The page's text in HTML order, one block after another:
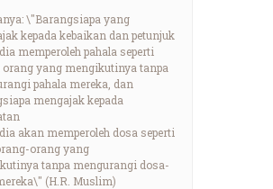
\"Barangsiapa yang
kepada kebaikan dan petunjuk
memperoleh pahala seperti
orang yang mengikutinya tanpa
pahala mereka, dan
mengajak kepada
akan memperoleh dosa seperti
orang yang
tanpa mengurangi dosa-
(H.R. Muslim)